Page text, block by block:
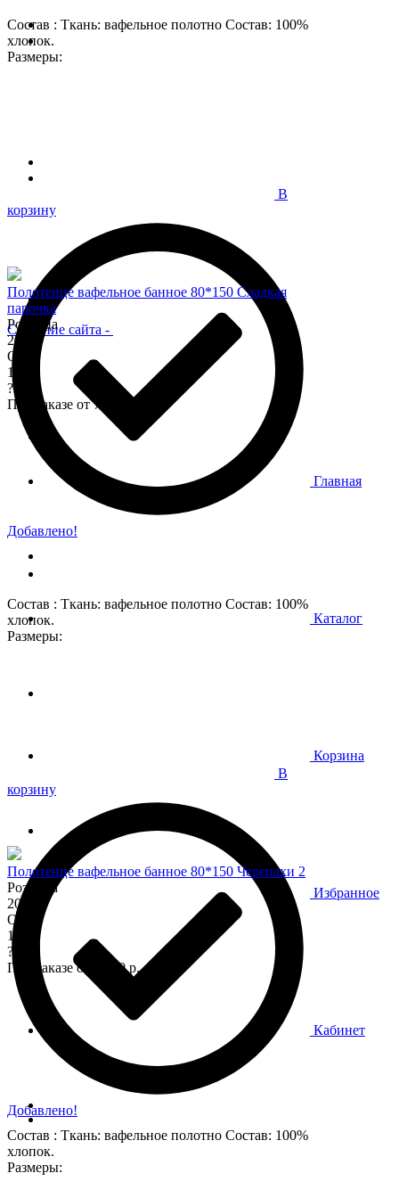
Состав : Ткань: вафельное полотно Состав: 100%
хлопок.
Размеры:
В
корзину
Добавлено!
Состав : Ткань: вафельное полотно Состав: 100%
хлопок.
Размеры:
В
корзину
Добавлено!
Полотенце вафельное банное 80*150 Сладкая
парочка
Розница
200
Опт
170
?
При заказе от 7 000 р.
Состав : Ткань: вафельное полотно Состав: 100%
хлопок.
Размеры:
Полотенце вафельное банное 80*150 Черепахи 2
Розница
200
Опт
170
?
При заказе от 7 000 р.
Создание сайта -
Главная
Каталог
Корзина
Избранное
Кабинет